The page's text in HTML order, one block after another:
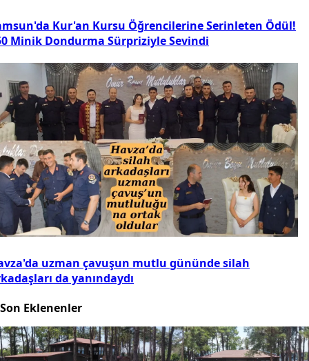
Kur'an Kursu Öğrencilerine Serinleten Ödül!
Minik Dondurma Sürpriziyle Sevindi
uzman çavuşun mutlu gününde silah
da yanındaydı
Son Eklenenler